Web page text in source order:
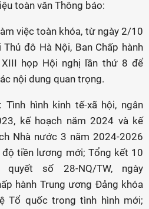
toàn văn Thông báo:
việc toàn khóa, từ ngày 2/10
đô Hà Nội, Ban Chấp hành
họp Hội nghị lần thứ 8 để
nội dung quan trọng.
hình kinh tế-xã hội, ngân
kế hoạch năm 2024 và kế
Nhà nước 3 năm 2024-2026
tiền lương mới; Tổng kết 10
số 28-NQ/TW, ngày
hành Trung ương Đảng khóa
Tổ quốc trong tình hình mới;